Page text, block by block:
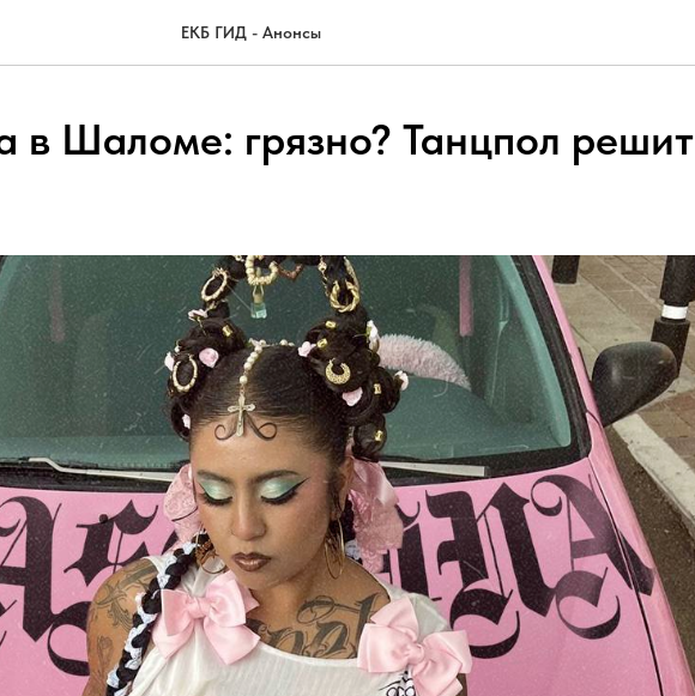
ЕКБ ГИД - Анонсы
в Шаломе: грязно? Танцпол решит